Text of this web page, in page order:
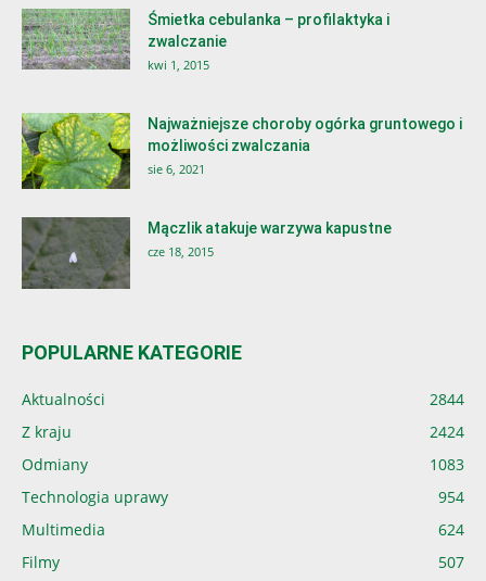
Śmietka cebulanka – profilaktyka i
zwalczanie
kwi 1, 2015
Najważniejsze choroby ogórka gruntowego i
możliwości zwalczania
sie 6, 2021
Mączlik atakuje warzywa kapustne
cze 18, 2015
POPULARNE KATEGORIE
Aktualności
2844
Z kraju
2424
Odmiany
1083
Technologia uprawy
954
Multimedia
624
Filmy
507